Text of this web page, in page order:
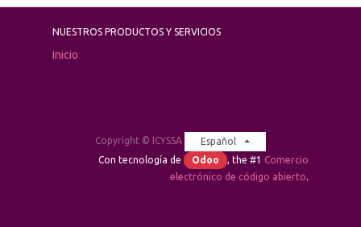
NUESTROS PRODUCTOS Y SERVICIOS
Inicio
Copyright © ICYSSA
Español
Con tecnología de
Odoo , the #1 Comercio
electrónico de código abierto.